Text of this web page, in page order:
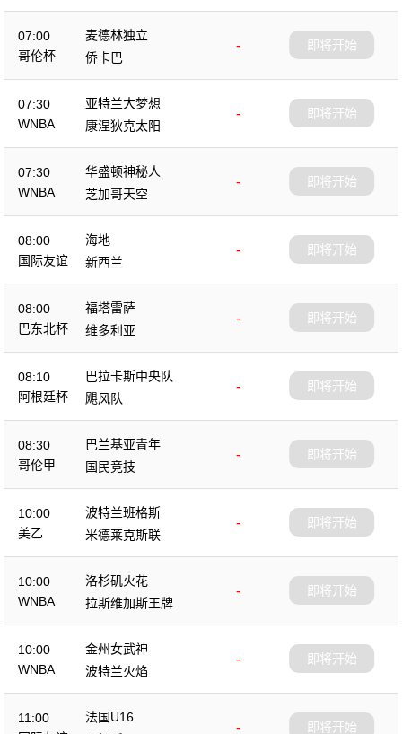
07:00
哥伦杯
麦德林独立
-
侨卡巴
即将开始
07:30
WNBA
亚特兰大梦想
-
康涅狄克太阳
即将开始
07:30
WNBA
华盛顿神秘人
-
芝加哥天空
即将开始
08:00
国际友谊
海地
-
新西兰
即将开始
08:00
巴东北杯
福塔雷萨
-
维多利亚
即将开始
08:10
阿根廷杯
巴拉卡斯中央队
-
飓风队
即将开始
08:30
哥伦甲
巴兰基亚青年
-
国民竞技
即将开始
10:00
美乙
波特兰班格斯
-
米德莱克斯联
即将开始
10:00
WNBA
洛杉矶火花
-
拉斯维加斯王牌
即将开始
10:00
WNBA
金州女武神
-
波特兰火焰
即将开始
11:00
法国U16
-
即将开始